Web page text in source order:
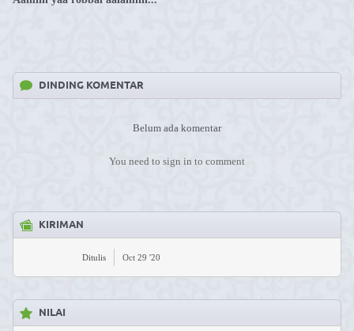
DINDING KOMENTAR
Belum ada komentar
You need to sign in to comment
KIRIMAN
Ditulis Oct 29 '20
NILAI